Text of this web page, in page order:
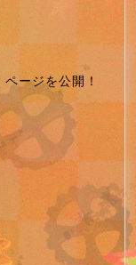
ページを公開！